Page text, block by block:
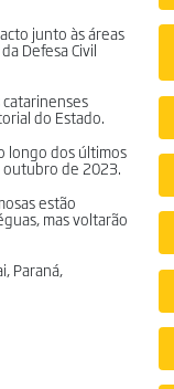
junto às áreas
Defesa Civil
do Estado.
longo dos últimos
outubro de 2023.
estão
mas voltarão
Paraná,